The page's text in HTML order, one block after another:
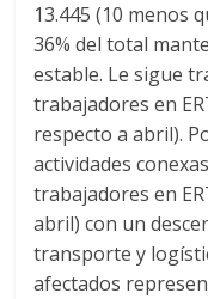
13.445 (10 menos
36% del total
estable. Le sigue
trabajadores en
respecto a abril).
actividades
trabajadores en
abril) con un
transporte y
afectados